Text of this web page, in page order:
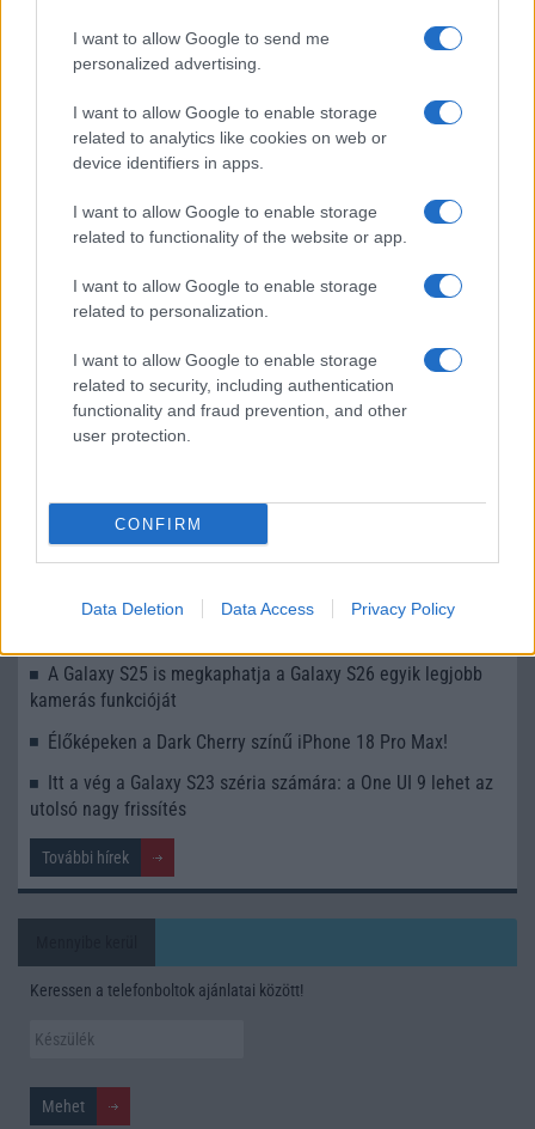
I want to allow Google to send me
personalized advertising.
I want to allow Google to enable storage
related to analytics like cookies on web or
device identifiers in apps.
I want to allow Google to enable storage
related to functionality of the website or app.
I want to allow Google to enable storage
related to personalization.
I want to allow Google to enable storage
related to security, including authentication
functionality and fraud prevention, and other
user protection.
CONFIRM
Data Deletion Data Access Privacy Policy
Jön: Star Wars limitált OnePlus 5T
Készen állsz? Itt a fehér homokkő!
Két óra alatt elfogyott a OnePlus 5T
LEGOLVASOTTABBAK
Számos népszerű Samsung Galaxy készülék kimarad a One
UI 9 frissítésből – itt a lista az érintett modellekről
iPhone 18 bemutató dátum - ekkor rántja le a leplet az
észrevétlenül könnyíti meg a mindennapokat
Ez a rejtett Samsung funkció teljesen megváltoztatja a
A Galaxy S25 is megkaphatja a Galaxy S26 egyik legjobb
kamerás funkcióját
Élőképeken a Dark Cherry színű iPhone 18 Pro Max!
Itt a vég a Galaxy S23 széria számára: a One UI 9 lehet az
utolsó nagy frissítés
További hírek
Keressen a telefonboltok ajánlatai között!